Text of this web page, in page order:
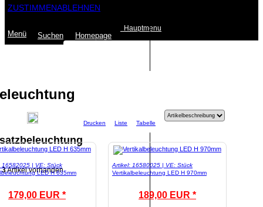
ZUSTIMMENABLEHNEN
Menü Suchen Homepage
Hauptmenu
3Artikel vorhanden
Drucken Liste Tabelle
16582025 | VE: Stück
LED H 635mm
179,00 EUR *
Artikel: 16580025 | VE: Stück
Vertikalbeleuchtung LED H 970mm
189,00 EUR *